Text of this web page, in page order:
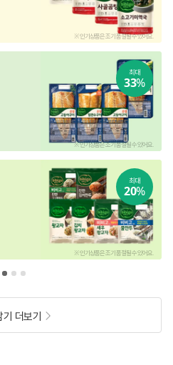
※ 인기상품은 조기 품절될 수 있어요.
최대
33%
※ 인기상품은 조기 품절될 수 있어요.
최대
20%
※ 인기상품은 조기 품절될 수 있어요.
기 더보기